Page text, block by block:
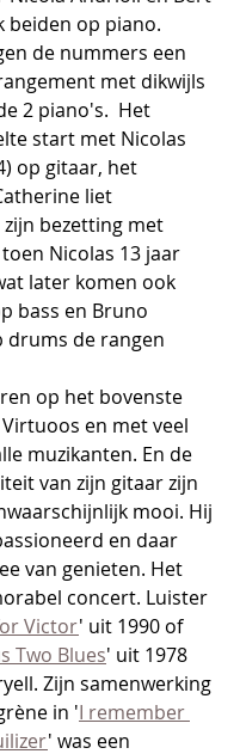
beiden op piano.
de nummers een
met dikwijls
2 piano's.  Het
start met Nicolas
op gitaar, het
liet
bezetting met
Nicolas 13 jaar
later komen ook
bass en Bruno
drums de rangen
op het bovenste
en met veel
muzikanten. En de
van zijn gitaar zijn
mooi. Hij
en daar
van genieten. Het
concert. Luister
Victor' uit 1990 of
Two Blues' uit 1978
Zijn samenwerking
in 'I remember
' was een